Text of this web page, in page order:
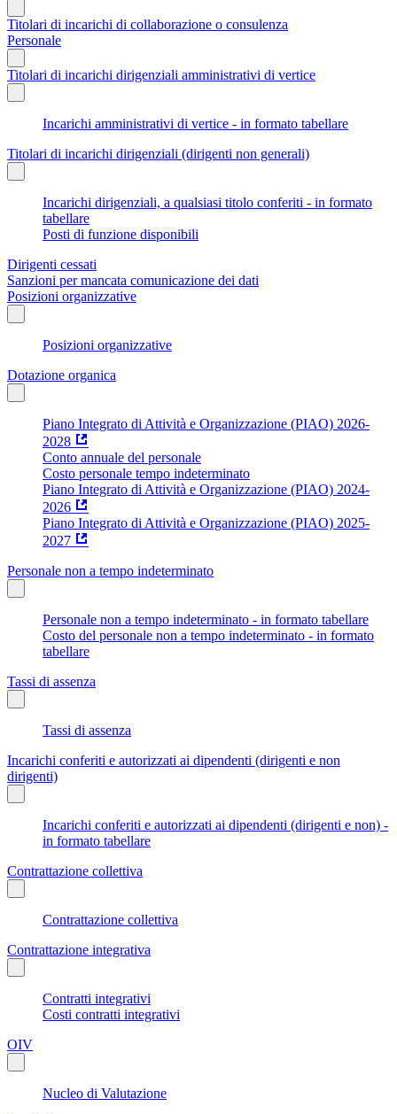
Titolari di incarichi di collaborazione o consulenza
Personale
Titolari di incarichi dirigenziali amministrativi di vertice
Incarichi amministrativi di vertice - in formato tabellare
Titolari di incarichi dirigenziali (dirigenti non generali)
Incarichi dirigenziali, a qualsiasi titolo conferiti - in formato
tabellare
Posti di funzione disponibili
Dirigenti cessati
Sanzioni per mancata comunicazione dei dati
Posizioni organizzative
Posizioni organizzative
Dotazione organica
Piano Integrato di Attività e Organizzazione (PIAO) 2026-
2028
Conto annuale del personale
Costo personale tempo indeterminato
Piano Integrato di Attività e Organizzazione (PIAO) 2024-
2026
Piano Integrato di Attività e Organizzazione (PIAO) 2025-
2027
Personale non a tempo indeterminato
Personale non a tempo indeterminato - in formato tabellare
Costo del personale non a tempo indeterminato - in formato
tabellare
Tassi di assenza
Tassi di assenza
Incarichi conferiti e autorizzati ai dipendenti (dirigenti e non
dirigenti)
Incarichi conferiti e autorizzati ai dipendenti (dirigenti e non) -
in formato tabellare
Contrattazione collettiva
Contrattazione collettiva
Contrattazione integrativa
Contratti integrativi
Costi contratti integrativi
OIV
Nucleo di Valutazione